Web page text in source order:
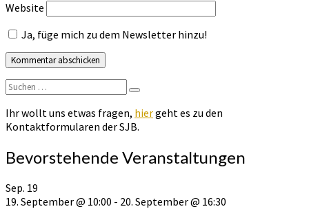
Website
Ja, füge mich zu dem Newsletter hinzu!
Suchen
nach:
Suchen
Ihr wollt uns etwas fragen, hiergeht es zu den
Kontaktformularen der SJB.
Bevorstehende Veranstaltungen
Sep. 19
19. September @ 10:00 - 20. September @ 16:30